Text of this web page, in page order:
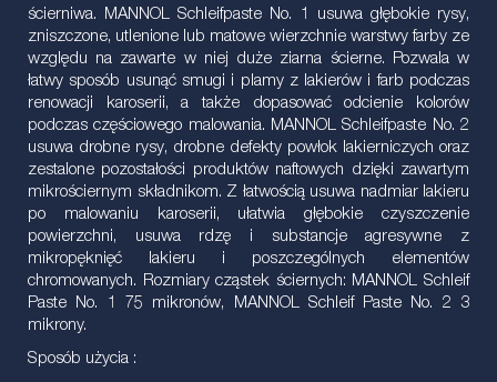
ścierniwa. MANNOL Schleifpaste No. 1 usuwa głębokie rysy,
zniszczone, utlenione lub matowe wierzchnie warstwy farby ze
względu na zawarte w niej duże ziarna ścierne. Pozwala w
łatwy sposób usunąć smugi i plamy z lakierów i farb podczas
renowacji karoserii, a także dopasować odcienie kolorów
podczas częściowego malowania. MANNOL Schleifpaste No. 2
usuwa drobne rysy, drobne defekty powłok lakierniczych oraz
zestalone pozostałości produktów naftowych dzięki zawartym
mikrościernym składnikom. Z łatwością usuwa nadmiar lakieru
po malowaniu karoserii, ułatwia głębokie czyszczenie
powierzchni, usuwa rdzę i substancje agresywne z
mikropęknięć lakieru i poszczególnych elementów
chromowanych. Rozmiary cząstek ściernych: MANNOL Schleif
Paste No. 1 75 mikronów, MANNOL Schleif Paste No. 2 3
mikrony.
Sposób użycia :